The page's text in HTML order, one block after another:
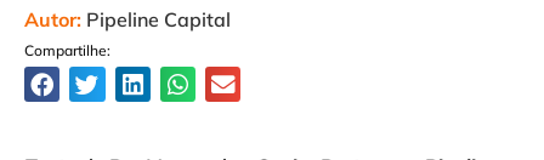
Autor: Pipeline Capital
Compartilhe: